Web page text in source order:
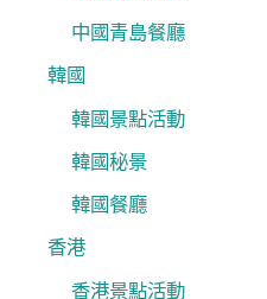
中國青島餐廳
韓國
韓國景點活動
韓國秘景
韓國餐廳
香港
香港景點活動